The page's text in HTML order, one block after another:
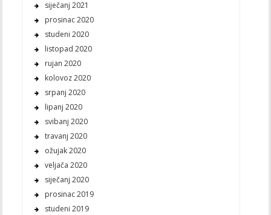
siječanj 2021
prosinac 2020
studeni 2020
listopad 2020
rujan 2020
kolovoz 2020
srpanj 2020
lipanj 2020
svibanj 2020
travanj 2020
ožujak 2020
veljača 2020
siječanj 2020
prosinac 2019
studeni 2019